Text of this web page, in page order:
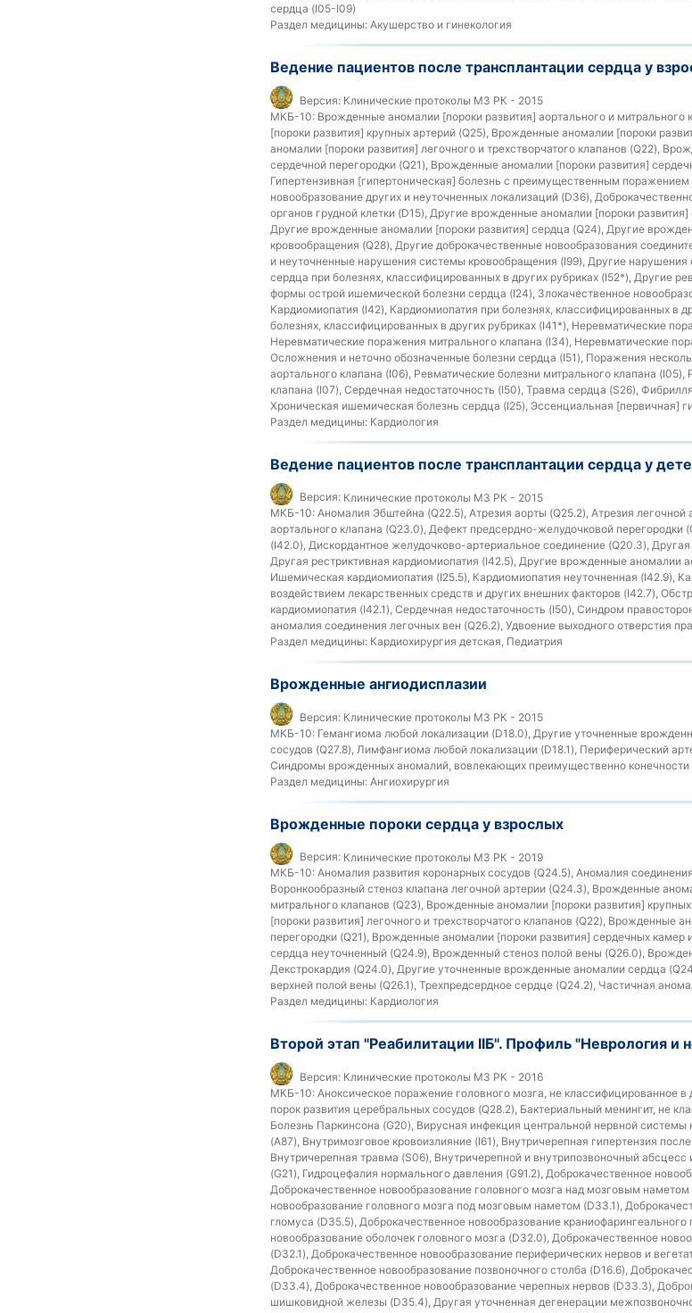
сердца (I05-I09)
Раздел медицины: Акушерство и гинекология
Ведение пациентов после трансплантации сердца у
Версия: Клинические протоколы МЗ РК - 2015
МКБ-10: Врожденные аномалии [пороки развития] аортального и
[пороки развития] крупных артерий (Q25), Врожденные аномалии [пороки
аномалии [пороки развития] легочного и трехстворчатого клапанов (Q22),
сердечной перегородки (Q21), Врожденные аномалии [пороки развития]
Гипертензивная [гипертоническая] болезнь с преимущественным
новообразование других и неуточненных локализаций (D36),
органов грудной клетки (D15), Другие врожденные аномалии [пороки
Другие врожденные аномалии [пороки развития] сердца (Q24), Другие
кровообращения (Q28), Другие доброкачественные новообразования
и неуточненные нарушения системы кровообращения (I99), Другие
сердца при болезнях, классифицированных в других рубриках (I52*), Другие
формы острой ишемической болезни сердца (I24), Злокачественное
Кардиомиопатия (I42), Кардиомиопатия при болезнях, классифицированных в
болезнях, классифицированных в других рубриках (I41*), Неревматические
Неревматические поражения митрального клапана (I34), Неревматические
Осложнения и неточно обозначенные болезни сердца (I51), Поражения
аортального клапана (I06), Ревматические болезни митрального клапана (I05),
клапана (I07), Сердечная недостаточность (I50), Травма сердца (S26),
Хроническая ишемическая болезнь сердца (I25), Эссенциальная [первичная]
Раздел медицины: Кардиология
Ведение пациентов после трансплантации сердца у
Версия: Клинические протоколы МЗ РК - 2015
МКБ-10: Аномалия Эбштейна (Q22.5), Атрезия аорты (Q25.2), Атрезия
аортального клапана (Q23.0), Дефект предсердно-желудочковой перегородки
(I42.0), Дискордантное желудочково-артериальное соединение (Q20.3),
Другая рестриктивная кардиомиопатия (I42.5), Другие врожденные аномалии
Ишемическая кардиомиопатия (I25.5), Кардиомиопатия неуточненная (I42.9),
воздействием лекарственных средств и других внешних факторов (I42.7),
кардиомиопатия (I42.1), Сердечная недостаточность (I50), Синдром
аномалия соединения легочных вен (Q26.2), Удвоение выходного отверстия
Раздел медицины: Кардиохирургия детская, Педиатрия
Врожденные ангиодисплазии
Версия: Клинические протоколы МЗ РК - 2015
МКБ-10: Гемангиома любой локализации (D18.0), Другие уточненные
сосудов (Q27.8), Лимфангиома любой локализации (D18.1), Периферический
Синдромы врожденных аномалий, вовлекающих преимущественно конечности
Раздел медицины: Ангиохирургия
Врожденные пороки сердца у взрослых
Версия: Клинические протоколы МЗ РК - 2019
МКБ-10: Аномалия развития коронарных сосудов (Q24.5), Аномалия
Воронкообразный стеноз клапана легочной артерии (Q24.3), Врожденные
митрального клапанов (Q23), Врожденные аномалии [пороки развития]
[пороки развития] легочного и трехстворчатого клапанов (Q22), Врожденные
перегородки (Q21), Врожденные аномалии [пороки развития] сердечных
сердца неуточненный (Q24.9), Врожденный стеноз полой вены (Q26.0),
Декстрокардия (Q24.0), Другие уточненные врожденные аномалии сердца
верхней полой вены (Q26.1), Трехпредсердное сердце (Q24.2), Частичная
Раздел медицины: Кардиология
Второй этап "Реабилитации IIБ". Профиль "Неврология и
Версия: Клинические протоколы МЗ РК - 2016
МКБ-10: Аноксическое поражение головного мозга, не классифицированное в
порок развития церебральных сосудов (Q28.2), Бактериальный менингит, не
Болезнь Паркинсона (G20), Вирусная инфекция центральной нервной
(A87), Внутримозговое кровоизлияние (I61), Внутричерепная гипертензия
Внутричерепная травма (S06), Внутричерепной и внутрипозвоночный
(G21), Гидроцефалия нормального давления (G91.2), Доброкачественное
Доброкачественное новообразование головного мозга над мозговым
новообразование головного мозга под мозговым наметом (D33.1),
гломуса (D35.5), Доброкачественное новообразование
новообразование оболочек головного мозга (D32.0), Доброкачественное
(D32.1), Доброкачественное новообразование периферических нервов и
Доброкачественное новообразование позвоночного столба (D16.6),
(D33.4), Доброкачественное новообразование черепных нервов (D33.3),
шишковидной железы (D35.4), Другая уточненная дегенерации